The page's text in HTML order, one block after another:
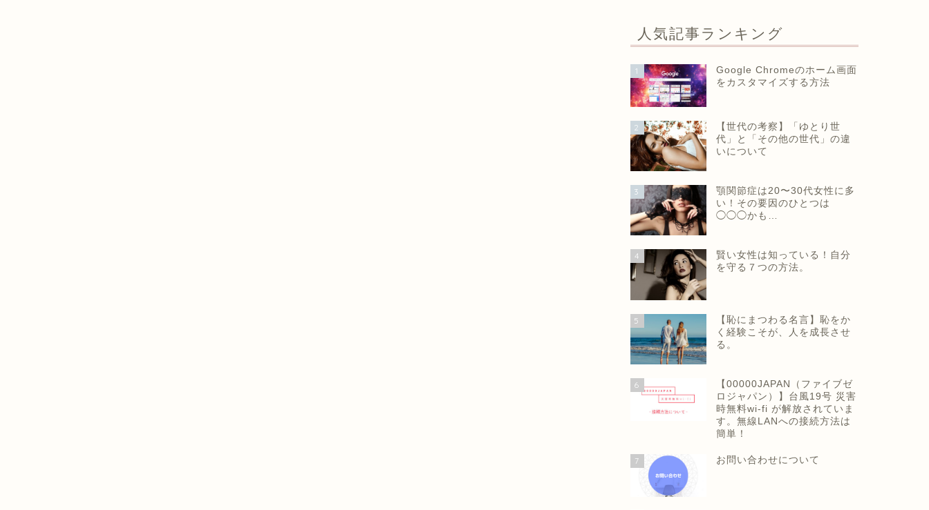
人気記事ランキング
1
Google Chromeのホーム画面
をカスタマイズする方法
2
【世代の考察】「ゆとり世
代」と「その他の世代」の違
いについて
3
顎関節症は20〜30代女性に多
い！その要因のひとつは
◯◯◯かも…
4
賢い女性は知っている！自分
を守る７つの方法。
5
【恥にまつわる名言】恥をか
く経験こそが、人を成長させ
る。
6
【00000JAPAN（ファイブゼ
ロジャパン）】台風19号 災害
時無料wi-fi が解放されていま
す。無線LANへの接続方法は
簡単！
7 お問い合わせについて